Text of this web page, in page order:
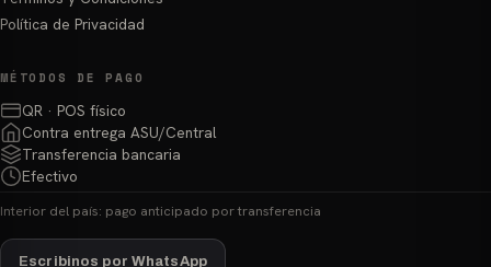
Política de Privacidad
MÉTODOS DE PAGO
QR · POS físico
Contra entrega ASU/Central
Transferencia bancaria
Efectivo
Interior del país: pago anticipado por transferencia
Escribinos por WhatsApp